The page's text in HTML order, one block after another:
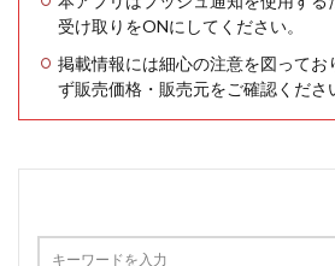
受け取りをONにしてください。
掲載情報には細心の注意を図ってお
ず販売価格・販売元をご確認くださ